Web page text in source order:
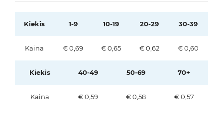
Kiekis 1-9 10-19 20-29 30-39
Kaina € 0,69 € 0,65 € 0,62 € 0,60
Kiekis 40-49 50-69 70+
Kaina € 0,59 € 0,58 € 0,57